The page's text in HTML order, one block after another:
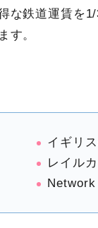
な鉄道運賃を
す。
イギリ
レイル
Network